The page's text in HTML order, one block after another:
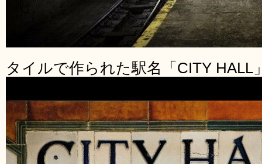
タイルで作られた駅名「CITY HALL